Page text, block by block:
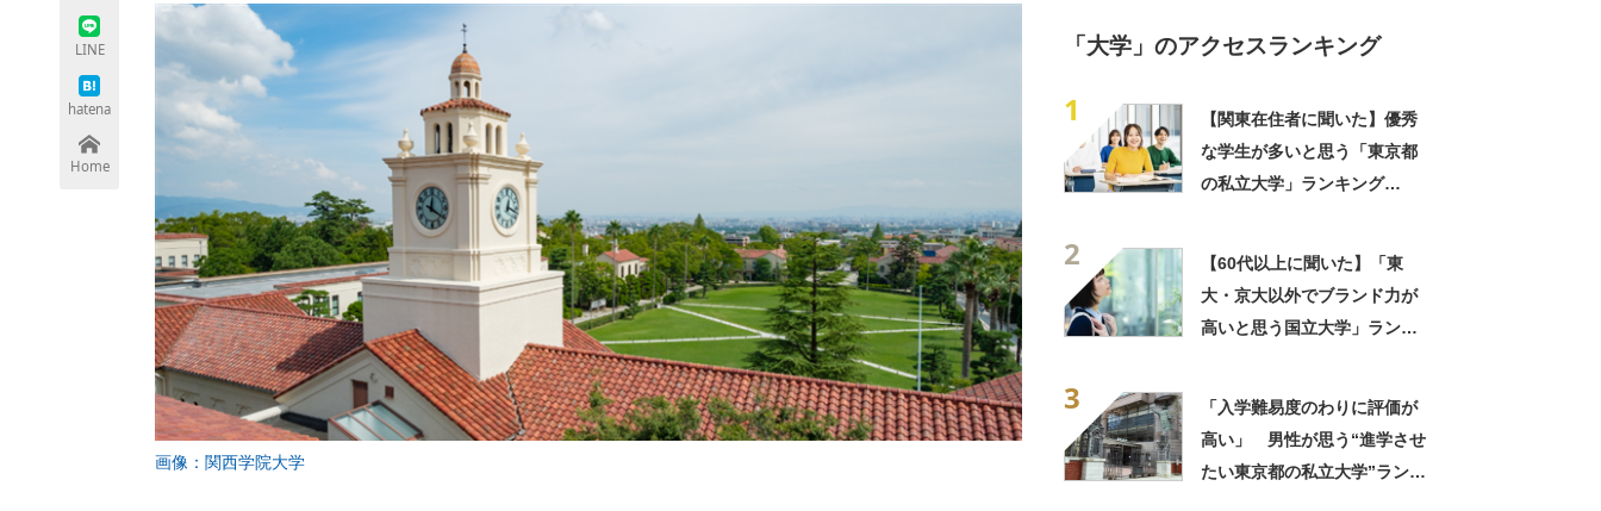
LINE
hatena
Home
画像：関西学院大学
「大学」のアクセスランキング
1
【関東在住者に聞いた】優秀
な学生が多いと思う「東京都
の私立大学」ランキング
2
【60代以上に聞いた】「東
大・京大以外でブランド力が
高いと思う国立大学」ランキ
3
「入学難易度のわりに評価が
高い」 男性が思う“進学させ
たい東京都の私立大学”ランキ